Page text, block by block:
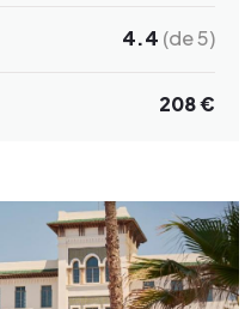
4.4 (de 5)
208 €